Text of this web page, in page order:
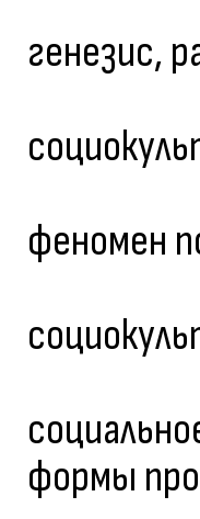
генезис,
феномен
формы